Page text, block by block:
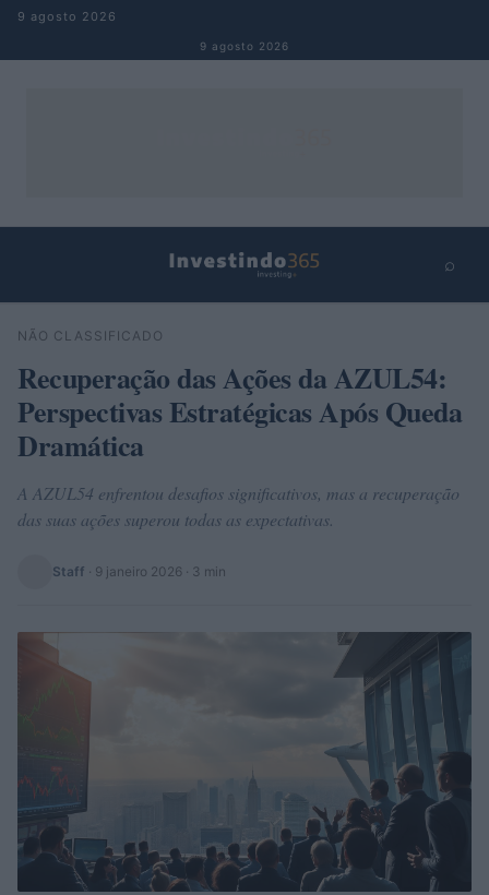
Pular para o conteúdo
9 agosto 2026
9 agosto 2026
⌕
Buscar
NÃO CLASSIFICADO
Recuperação das Ações da AZUL54:
Perspectivas Estratégicas Após Queda
Dramática
A AZUL54 enfrentou desafios significativos, mas a recuperação
das suas ações superou todas as expectativas.
Staff · 9 janeiro 2026 · 3 min